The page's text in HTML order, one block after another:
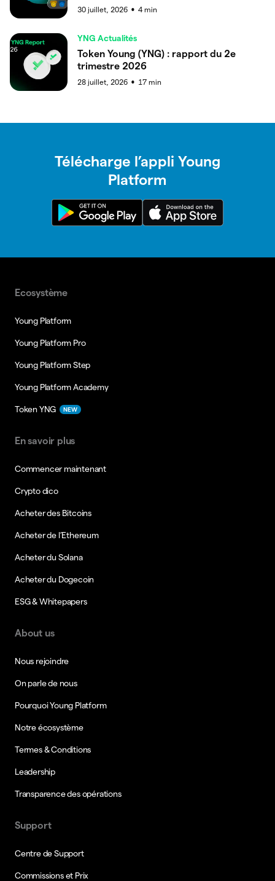
30 juillet, 2026 ● 4 min
YNG Actualités
Token Young (YNG) : rapport du 2e
trimestre 2026
28 juillet, 2026 ● 17 min
Télécharge l’appli Young
Platform
Ecosystème
Young Platform
Young Platform Pro
Young Platform Step
Young Platform Academy
Token YNG NEW
En savoir plus
Commencer maintenant
Crypto dico
Acheter des Bitcoins
Acheter de l’Ethereum
Acheter du Solana
Acheter du Dogecoin
ESG & Whitepapers
About us
Nous rejoindre
On parle de nous
Pourquoi Young Platform
Notre écosystème
Termes & Conditions
Leadership
Transparence des opérations
Support
Centre de Support
Commissions et Prix